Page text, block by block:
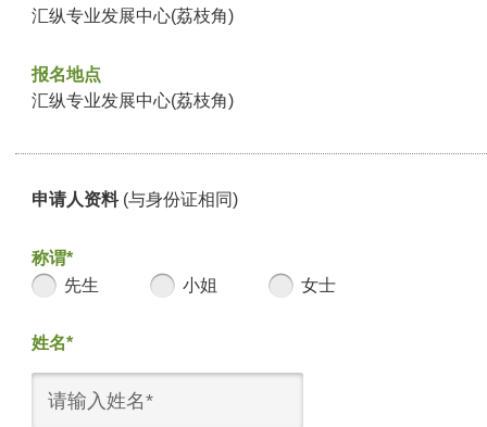
汇纵专业发展中心(荔枝角)
报名地点
汇纵专业发展中心(荔枝角)
申请人资料 (与身份证相同)
称谓*
先生
小姐 女士
姓名*